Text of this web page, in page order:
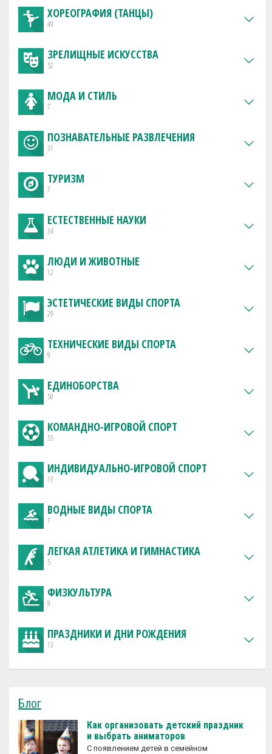
ХОРЕОГРАФИЯ (ТАНЦЫ)
49
ЗРЕЛИЩНЫЕ ИСКУССТВА
52
МОДА И СТИЛЬ
7
ПОЗНАВАТЕЛЬНЫЕ РАЗВЛЕЧЕНИЯ
31
ТУРИЗМ
7
ЕСТЕСТВЕННЫЕ НАУКИ
34
ЛЮДИ И ЖИВОТНЫЕ
12
ЭСТЕТИЧЕСКИЕ ВИДЫ СПОРТА
29
ТЕХНИЧЕСКИЕ ВИДЫ СПОРТА
9
ЕДИНОБОРСТВА
50
КОМАНДНО-ИГРОВОЙ СПОРТ
55
ИНДИВИДУАЛЬНО-ИГРОВОЙ СПОРТ
13
ВОДНЫЕ ВИДЫ СПОРТА
7
ЛЕГКАЯ АТЛЕТИКА И ГИМНАСТИКА
5
ФИЗКУЛЬТУРА
9
ПРАЗДНИКИ И ДНИ РОЖДЕНИЯ
13
Блог
Как организовать детский праздник
и выбрать аниматоров
С появлением детей в семейном